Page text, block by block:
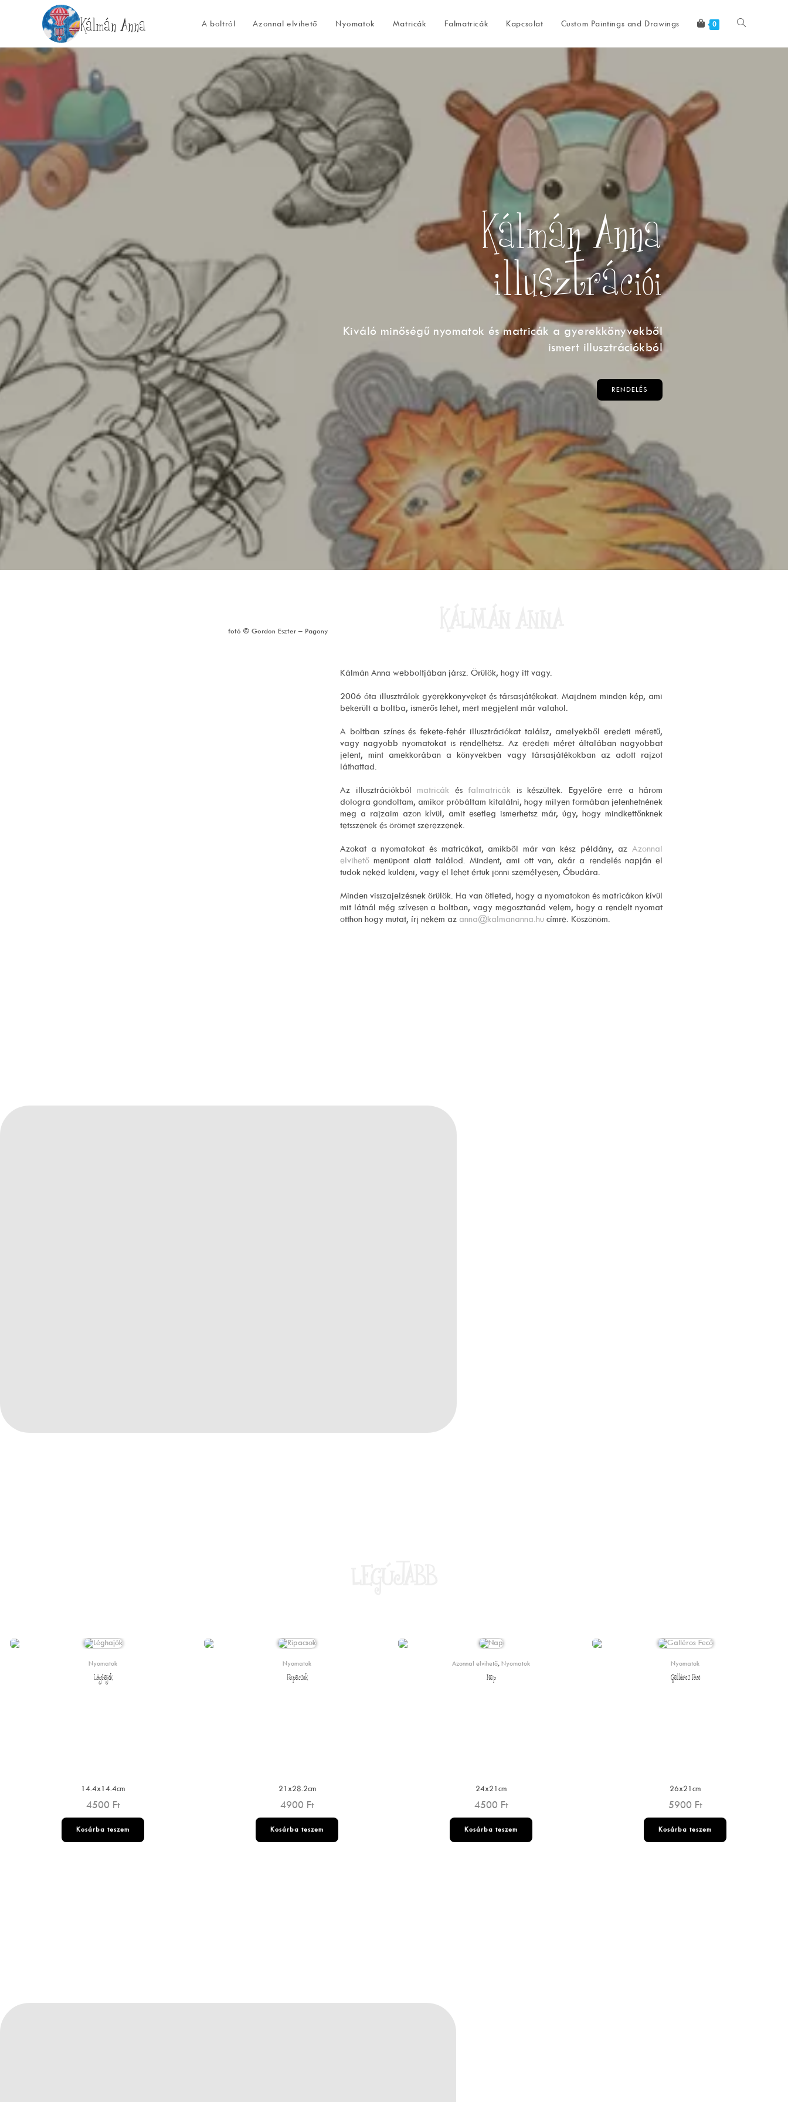
Kálmán Anna A boltról Azonnal elvihető Nyomatok Matricák Falmatricák Kapcsolat Custom Paintings and Drawings 0
Kálmán Anna
illusztrációi
Kiváló minőségű nyomatok és matricák a gyerekkönyvekből
ismert illusztrációkból
RENDELÉS
fotó © Gordon Eszter – Pagony
Kálmán Anna webboltjában jársz. Örülök, hogy itt vagy.
2006 óta illusztrálok gyerekkönyveket és társasjátékokat. Majdnem minden kép, ami
bekerült a boltba, ismerős lehet, mert megjelent már valahol.
A boltban színes és fekete-fehér illusztrációkat találsz, amelyekből eredeti méretű,
vagy nagyobb nyomatokat is rendelhetsz. Az eredeti méret általában nagyobbat
jelent, mint amekkorában a könyvekben vagy társasjátékokban az adott rajzot
láthattad.
Az illusztrációkból matricák és falmatricák is készültek. Egyelőre erre a három
dologra gondoltam, amikor próbáltam kitalálni, hogy milyen formában jelenhetnének
meg a rajzaim azon kívül, amit esetleg ismerhetsz már, úgy, hogy mindkettőnknek
tetsszenek és örömet szerezzenek.
Azokat a nyomatokat és matricákat, amikből már van kész példány, az Azonnal
elvihető menüpont alatt találod. Mindent, ami ott van, akár a rendelés napján el
tudok neked küldeni, vagy el lehet értük jönni személyesen, Óbudára.
Minden visszajelzésnek örülök. Ha van ötleted, hogy a nyomatokon és matricákon kívül
mit látnál még szívesen a boltban, vagy megosztanád velem, hogy a rendelt nyomat
otthon hogy mutat, írj nekem az anna@kalmananna.hu címre. Köszönöm.
Nyomatok
Léghajók
14.4x14.4cm
4500 Ft
Kosárba teszem
Nyomatok
Ripacsok
21x28.2cm
4900 Ft
Kosárba teszem
Azonnal elvihető, Nyomatok
Nap
24x21cm
4500 Ft
Kosárba teszem
Nyomatok
Galléros Fecó
26x21cm
5900 Ft
Kosárba teszem